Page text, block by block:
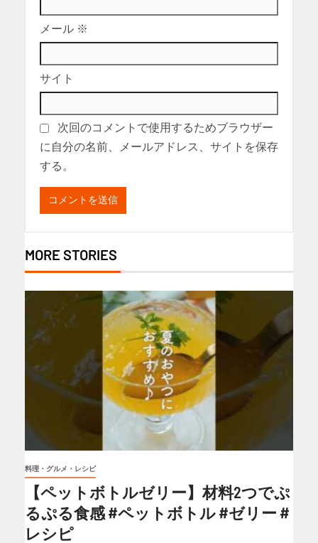
メール ※
サイト
次回のコメントで使用するためブラウザー
に自分の名前、メールアドレス、サイトを保存
する。
MORE STORIES
料理・グルメ・レシピ
【ペットボトルゼリー】材料2つでぷ
るぷる食感 #ペットボトル #ゼリー #
レシピ